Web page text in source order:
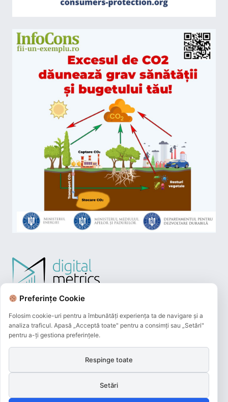
Plățile online efectuate pe acest site
și beneficiază de 3D-Secure.
Preferințe Cookie
Folosim cookie-uri pentru a îmbunătăți experiența ta de navigare și a
analiza traficul. Apasă „Acceptă toate" pentru a consimți sau „Setări"
pentru a-ți gestiona preferințele.
Respinge toate
Setări